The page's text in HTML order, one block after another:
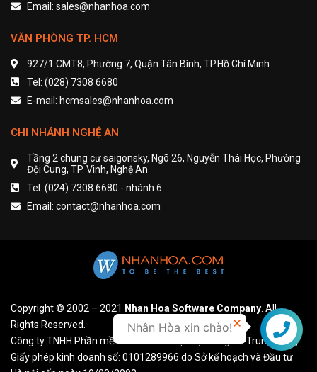
Email: sales@nhanhoa.com
VĂN PHÒNG TP. HCM
927/1 CMT8, Phường 7, Quận Tân Bình, TP.Hồ Chí Minh
Tel: (028) 7308 6680
E-mail: hcmsales@nhanhoa.com
CHI NHÁNH NGHỆ AN
Tầng 2 chung cư saigonsky, Ngõ 26, Nguyễn Thái Học, Phường
Đội Cung, TP. Vinh, Nghệ An
Tel: (024) 7308 6680 - nhánh 6
Email: contact@nhanhoa.com
Copyright © 2002 – 2021 Nhan Hoa Software Company. All
Rights Reserved.
Công ty TNHH Phần mềm Nhân Hòa. Đại diện: Ông Hồ Trung Dũng
Giấy phép kinh doanh số: 0101289966 do Sở kế hoạch và Đầu tư
Liên hệ
Nhân Hòa xin chào!